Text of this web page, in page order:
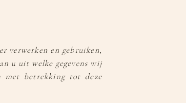
verwerken en gebruiken,
u uit welke gegevens wij
met betrekking tot deze